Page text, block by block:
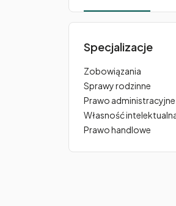
Specjalizacje
Zobowiązania
Sprawy rodzinne
Prawo administracyjne
Własność
Prawo handlowe